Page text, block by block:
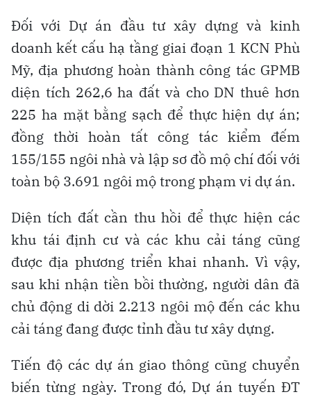
Đối với Dự án đầu tư xây dựng và kinh
doanh kết cấu hạ tầng giai đoạn 1 KCN Phù
Mỹ, địa phương hoàn thành công tác GPMB
diện tích 262,6 ha đất và cho DN thuê hơn
225 ha mặt bằng sạch để thực hiện dự án;
đồng thời hoàn tất công tác kiểm đếm
155/155 ngôi nhà và lập sơ đồ mộ chí đối với
toàn bộ 3.691 ngôi mộ trong phạm vi dự án.
Diện tích đất cần thu hồi để thực hiện các
khu tái định cư và các khu cải táng cũng
được địa phương triển khai nhanh. Vì vậy,
sau khi nhận tiền bồi thường, người dân đã
chủ động di dời 2.213 ngôi mộ đến các khu
cải táng đang được tỉnh đầu tư xây dựng.
Tiến độ các dự án giao thông cũng chuyển
biến từng ngày. Trong đó, Dự án tuyến ĐT